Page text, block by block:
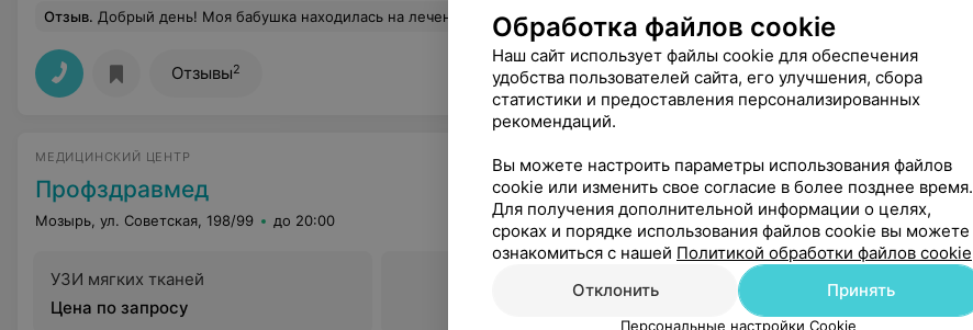
Отзыв. Добрый день! Моя бабушка находилась на лечении в Брагинской центральной районной больнице в январе 2020 года. Хочу выразить благодарность врачу терапевту Примак Ирине Васильевне от своей бабушки Романовец Галины Васильевны и от себя лично. Спасибо за профессионализм, вовремя оказанное лечение, корректное и внимательное отношение, за душевность. Желаем здоровья и успехов в профессиональной карьере. Еще
Отзывы2
МЕДИЦИНСКИЙ ЦЕНТР
Профздравмед
Мозырь, ул. Советская, 198/99 до 20:00
УЗИ мягких тканей
Цена по запросу
Все цены
Обработка файлов cookie
Наш сайт использует файлы cookie для обеспечения
удобства пользователей сайта, его улучшения, сбора
статистики и предоставления персонализированных
рекомендаций.
Вы можете настроить параметры использования файлов
cookie или изменить свое согласие в более позднее время.
Для получения дополнительной информации о целях,
сроках и порядке использования файлов cookie вы можете
ознакомиться с нашей Политикой обработки файлов cookie
Отклонить
Принять
Персональные настройки Cookie